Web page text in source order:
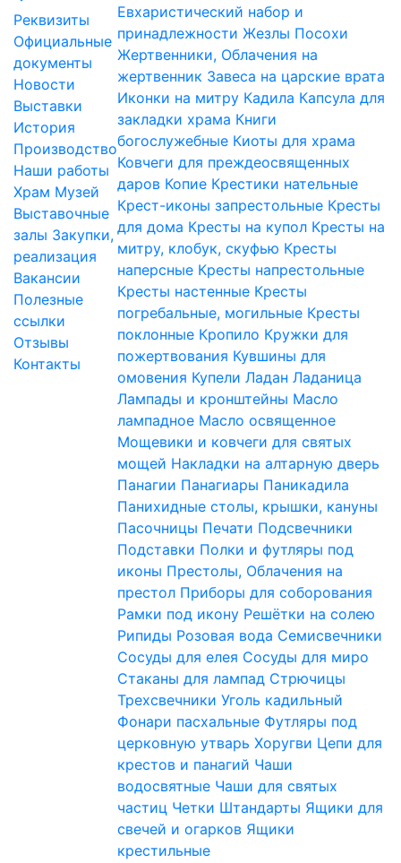
Реквизиты
Официальные
документы
Новости
Выставки
История
Производство
Наши работы
Храм Музей
Выставочные
залы Закупки,
реализация
Вакансии
Полезные
ссылки
Отзывы
Контакты
Евхаристический набор и
принадлежности Жезлы Посохи
Жертвенники, Облачения на
жертвенник Завеса на царские врата
Иконки на митру Кадила Капсула для
закладки храма Книги
богослужебные Киоты для храма
Ковчеги для преждеосвященных
даров Копие Крестики нательные
Крест-иконы запрестольные Кресты
для дома Кресты на купол Кресты на
митру, клобук, скуфью Кресты
наперсные Кресты напрестольные
Кресты настенные Кресты
погребальные, могильные Кресты
поклонные Кропило Кружки для
пожертвования Кувшины для
омовения Купели Ладан Ладаница
Лампады и кронштейны Масло
лампадное Масло освященное
Мощевики и ковчеги для святых
мощей Накладки на алтарную дверь
Панагии Панагиары Паникадила
Панихидные столы, крышки, кануны
Пасочницы Печати Подсвечники
Подставки Полки и футляры под
иконы Престолы, Облачения на
престол Приборы для соборования
Рамки под икону Решётки на солею
Рипиды Розовая вода Семисвечники
Сосуды для елея Сосуды для миро
Стаканы для лампад Стрючицы
Трехсвечники Уголь кадильный
Фонари пасхальные Футляры под
церковную утварь Хоругви Цепи для
крестов и панагий Чаши
водосвятные Чаши для святых
частиц Четки Штандарты Ящики для
свечей и огарков Ящики
крестильные